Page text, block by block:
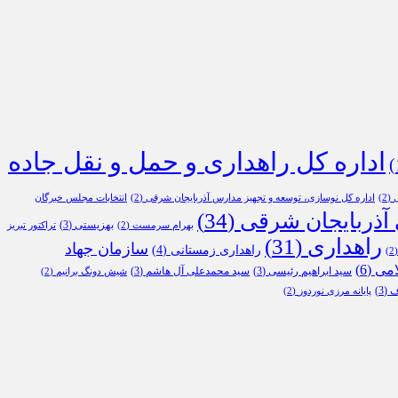
اداره کل راهداری و حمل و نقل جاده
(2) اداره کل نوسازی، توسعه و تجهیز مدارس آذربایجان شرقی (2) انتخابات مجلس خبرگان
آذربایجان شرقی (34) بهرام سرمست (2) بهزیستی (3) تراکتور تبریز
راهداری (31) راهداری زمستانی (4) سازمان جهاد
(6) سید ابراهیم رئیسی (3) سید محمدعلی آل هاشم (3) شیش دونگ برانیم (2)
(3) پایانه مرزی نوردوز (2)